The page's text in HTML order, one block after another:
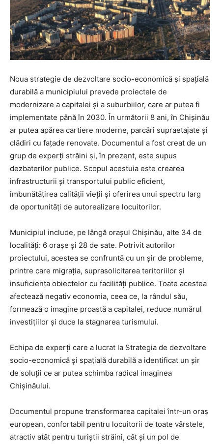
Noua strategie de dezvoltare socio-economică și spațială
durabilă a municipiului prevede proiectele de
modernizare a capitalei și a suburbiilor, care ar putea fi
implementate până în 2030. În următorii 8 ani, în Chișinău
ar putea apărea cartiere moderne, parcări supraetajate și
clădiri cu fațade renovate. Documentul a fost creat de un
grup de experți străini și, în prezent, este supus
dezbaterilor publice. Scopul acestuia este crearea
infrastructurii și transportului public eficient,
îmbunătățirea calității vieții și oferirea unui spectru larg
de oportunități de autorealizare locuitorilor.
Municipiul include, pe lângă orașul Chișinău, alte 34 de
localități: 6 orașe și 28 de sate. Potrivit autorilor
proiectului, acestea se confruntă cu un șir de probleme,
printre care migrația, suprasolicitarea teritoriilor și
insuficiența obiectelor cu facilități publice. Toate acestea
afectează negativ economia, ceea ce, la rândul său,
formează o imagine proastă a capitalei, reduce numărul
investițiilor și duce la stagnarea turismului.
Echipa de experți care a lucrat la Strategia de dezvoltare
socio-economică și spațială durabilă a identificat un șir
de soluții ce ar putea schimba radical imaginea
Chișinăului.
Documentul propune transformarea capitalei într-un oraș
european, confortabil pentru locuitorii de toate vârstele,
atractiv atât pentru turiștii străini, cât și un pol de